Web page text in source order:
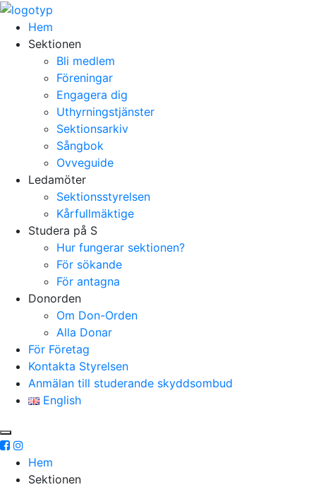
Hem
Sektionen
Bli medlem
Föreningar
Engagera dig
Uthyrningstjänster
Sektionsarkiv
Sångbok
Ovveguide
Ledamöter
Sektionsstyrelsen
Kårfullmäktige
Studera på S
Hur fungerar sektionen?
För sökande
För antagna
Donorden
Om Don-Orden
Alla Donar
För Företag
Kontakta Styrelsen
Anmälan till studerande skyddsombud
English
Hem
Sektionen